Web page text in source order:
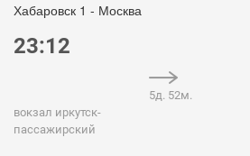
Хабаровск 1 - Москва
23:12
вокзал иркутск-
пассажирский
5д. 52м.